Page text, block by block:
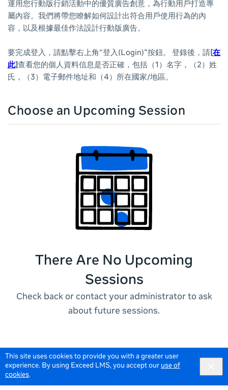
This site uses cookies to provide you with a greater user
experience. By using Exceed LMS, you accept our use of
cookies.
運用您行動版行銷活動中的優質廣告創意，為行動用戶打造專
屬內容。我們將帶您瞭解如何設計出符合用戶使用行為的內
容，以及根據最佳作法設計行動版廣告。
要完成登入，請點擊右上角“登入(Login)”按鈕。 登錄後，請 [在
此]查看您的個人資料信息是否正確，包括（1）名字，（2）姓
氏，（3）電子郵件地址和（4）所在國家/地區。
Choose an Upcoming Session
There Are No Upcoming
Sessions
Check back or contact your administrator to ask
about future sessions.